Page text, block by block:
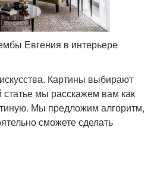
Евгения в интерьере
Картины выбирают
статье мы расскажем вам как
Мы предложим алгоритм,
сможете сделать